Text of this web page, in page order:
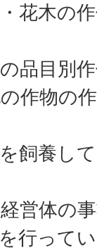
花木の
品目別
作物の
飼養し
営体の
行って